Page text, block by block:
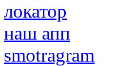
локатор
наш апп
smotragram